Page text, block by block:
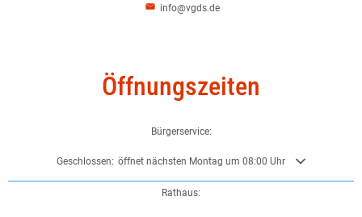
info@vgds.de
Öffnungszeiten
Bürgerservice:
Klicken, um weitere Öffnungs- oder Schließzeiten auszublenden
Geschlossen: öffnet nächsten Montag um 08:00 Uhr
Rathaus: